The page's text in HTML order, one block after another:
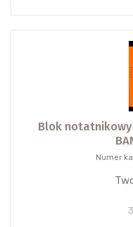
Blok
Numer